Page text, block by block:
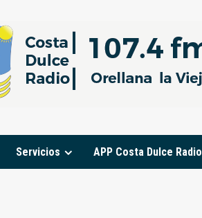
Servicios APP Costa Dulce Radio